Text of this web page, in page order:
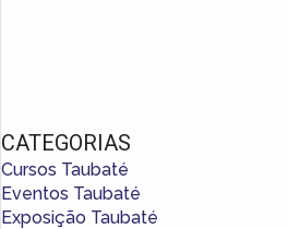
CATEGORIAS
Cursos Taubaté
Eventos Taubaté
Exposição Taubaté